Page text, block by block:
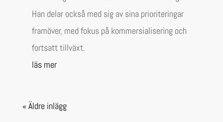
Han delar också med sig av sina prioriteringar
framöver, med fokus på kommersialisering och
fortsatt tillväxt.
läs mer
« Äldre inlägg